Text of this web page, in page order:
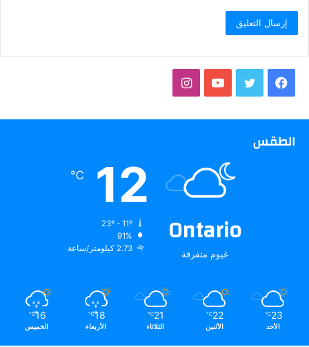
فيسبوك تويتر يوتيوبانستقرام
الطقس
Ontario
غيوم متفرقة
12
℃
91%
2.73 كيلومتر/ساعة
23
℃
الأحد
22
℃
الأثنين
21
℃
الثلاثاء
18
℃
الأربعاء
16
℃
الخميس